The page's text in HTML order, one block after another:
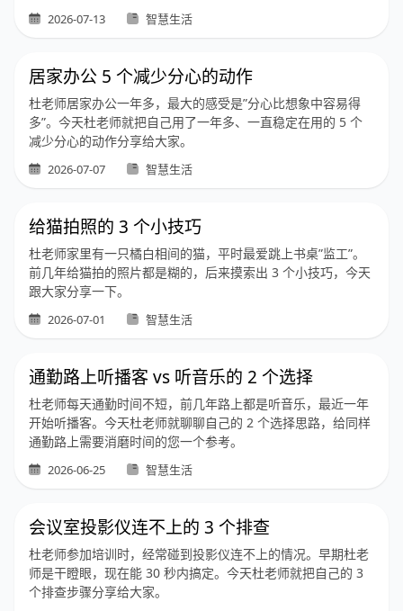
2026-07-13 智慧生活
居家办公 5 个减少分心的动作
杜老师居家办公一年多，最大的感受是”分心比想象中容易得
多”。今天杜老师就把自己用了一年多、一直稳定在用的 5 个
减少分心的动作分享给大家。
2026-07-07 智慧生活
给猫拍照的 3 个小技巧
杜老师家里有一只橘白相间的猫，平时最爱跳上书桌”监工”。
前几年给猫拍的照片都是糊的，后来摸索出 3 个小技巧，今天
跟大家分享一下。
2026-07-01 智慧生活
通勤路上听播客 vs 听音乐的 2 个选择
杜老师每天通勤时间不短，前几年路上都是听音乐，最近一年
开始听播客。今天杜老师就聊聊自己的 2 个选择思路，给同样
通勤路上需要消磨时间的您一个参考。
2026-06-25 智慧生活
会议室投影仪连不上的 3 个排查
杜老师参加培训时，经常碰到投影仪连不上的情况。早期杜老
师是干瞪眼，现在能 30 秒内搞定。今天杜老师就把自己的 3
个排查步骤分享给大家。